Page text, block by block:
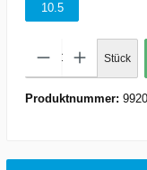
10.5
Stück
Produktnummer: